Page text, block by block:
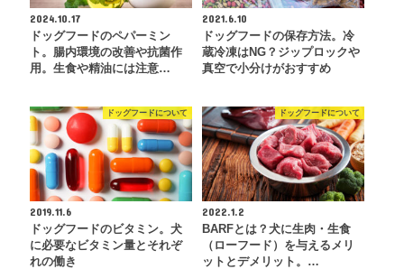
2024.10.17
ドッグフードのペパーミン
ト。腸内環境の改善や抗菌作
用。生食や精油には注意…
2021.6.10
ドッグフードの保存方法。冷
蔵冷凍はNG？ジップロックや
真空で小分けがおすすめ
ドッグフードについて
2019.11.6
ドッグフードのビタミン。犬
に必要なビタミン量とそれぞ
れの働き
ドッグフードについて
2022.1.2
BARFとは？犬に生肉・生食
（ローフード）を与えるメリ
ットとデメリット。…